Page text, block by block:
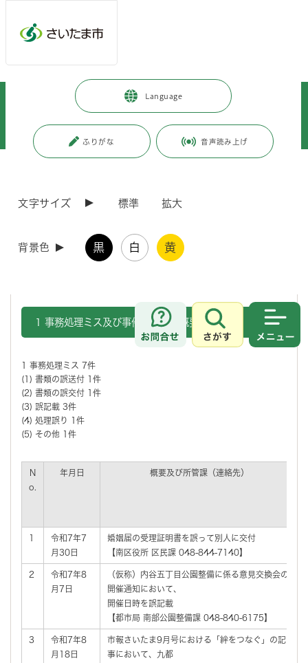
Language
ふりがな 音声読み上げ
文字サイズ 標準 拡大
背景色 黒 白 黄
お問合せ
さがす
市政情報 広報・報道 > 記者への情報提供
>
和7年8月分及び7月追加分）
（令和7年9月16日発表）事務処理ミス及び事件・
1 事務処理ミス及び事件・事故の概要
1 事務処理ミス 7件
(1) 書類の誤送付 1件
(2) 書類の誤交付 1件
(3) 誤記載 3件
(4) 処理誤り 1件
(5) その他 1件
N
o.
年月日 概要及び所管課（連絡先）
1
令和7年7
月30日
婚姻届の受理証明書を誤って別人に交付
【南区役所 区民課 048-844-7140】
2
令和7年8
月7日
（仮称）内谷五丁目公園整備に係る意見交換会の
開催通知において、
開催日時を誤記載
【都市局 南部公園整備課 048-840-6175】
3
令和7年8
月18日
市報さいたま9月号における「絆をつなぐ」の記
事において、九都